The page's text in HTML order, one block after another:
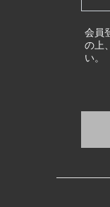
会員
の上
い。